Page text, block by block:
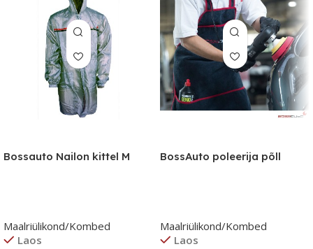
Bossauto Nailon kittel M
Maalriülikond/Kombed
Laos
BossAuto poleerija põll
Maalriülikond/Kombed
Laos